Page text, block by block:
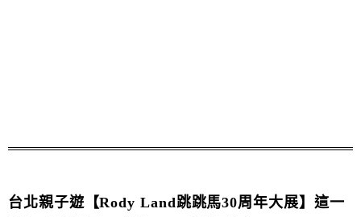
台北親子遊【Rody Land跳跳馬30周年大展】這一